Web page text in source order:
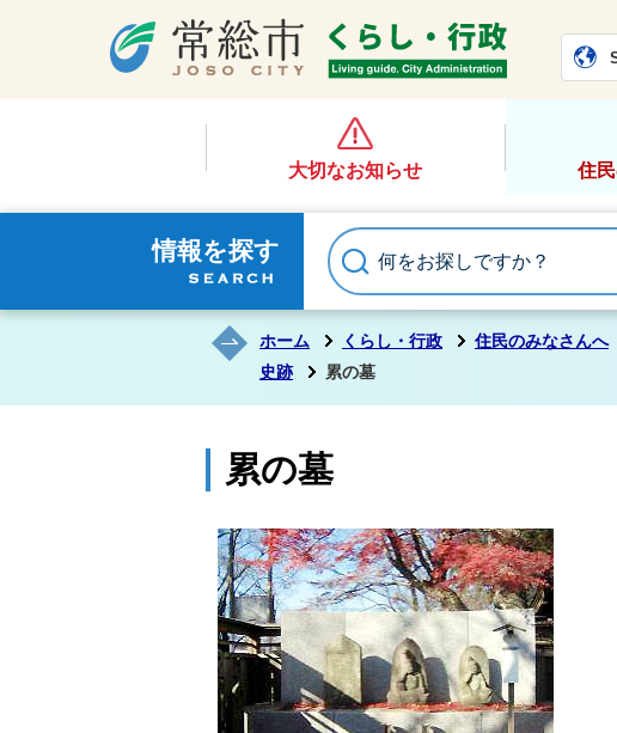
大切なお知らせ 住
情報を探す
ホーム くらし・行政 住民のみなさんへ
史跡
累の墓
累の墓